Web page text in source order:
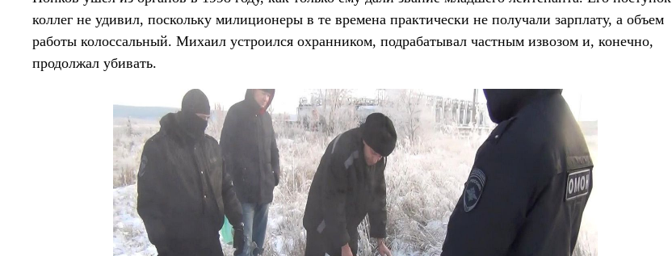
коллег не удивил, поскольку милиционеры в те времена практически не получали зарплату, а объем
работы колоссальный. Михаил устроился охранником, подрабатывал частным извозом и, конечно,
продолжал убивать.